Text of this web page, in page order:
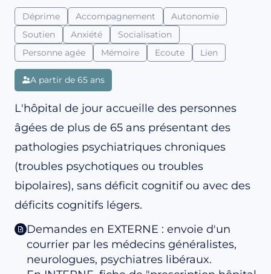
Déprime Accompagnement
Autonomie
Soutien
Anxiété
Socialisation
Personne agée
Mémoire Ecoute Lien
A partir de 65 ans
L'hôpital de jour accueille des personnes
âgées de plus de 65 ans présentant des
pathologies psychiatriques chroniques
(troubles psychotiques ou troubles
bipolaires), sans déficit cognitif ou avec des
déficits cognitifs légers.
Demandes en EXTERNE : envoie d'un
courrier par les médecins généralistes,
neurologues, psychiatres libéraux.